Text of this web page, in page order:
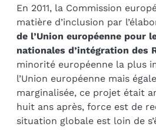
En 2011, la Commission
matière d’inclusion par
de l’Union européenne pour
nationales d’intégration des
minorité européenne la plus
l’Union européenne mais
marginalisée, ce projet était
huit ans après, force est de
situation globale est loin de